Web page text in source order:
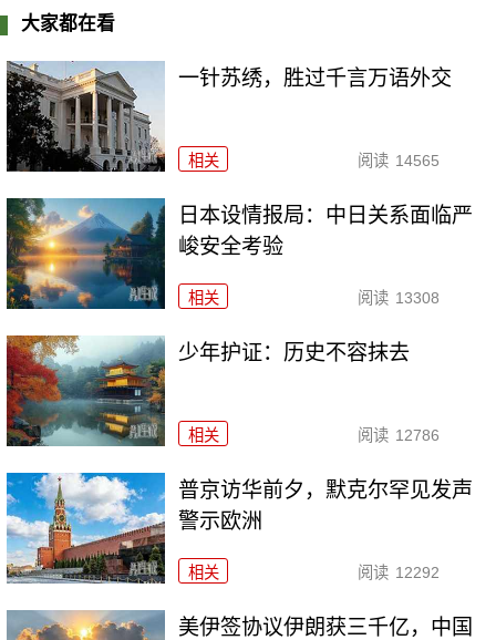
大家都在看
一针苏绣，胜过千言万语外交
相关 阅读 14565
日本设情报局：中日关系面临严
峻安全考验
相关 阅读 13308
少年护证：历史不容抹去
相关 阅读 12786
普京访华前夕，默克尔罕见发声
警示欧洲
相关 阅读 12292
美伊签协议伊朗获三千亿，中国